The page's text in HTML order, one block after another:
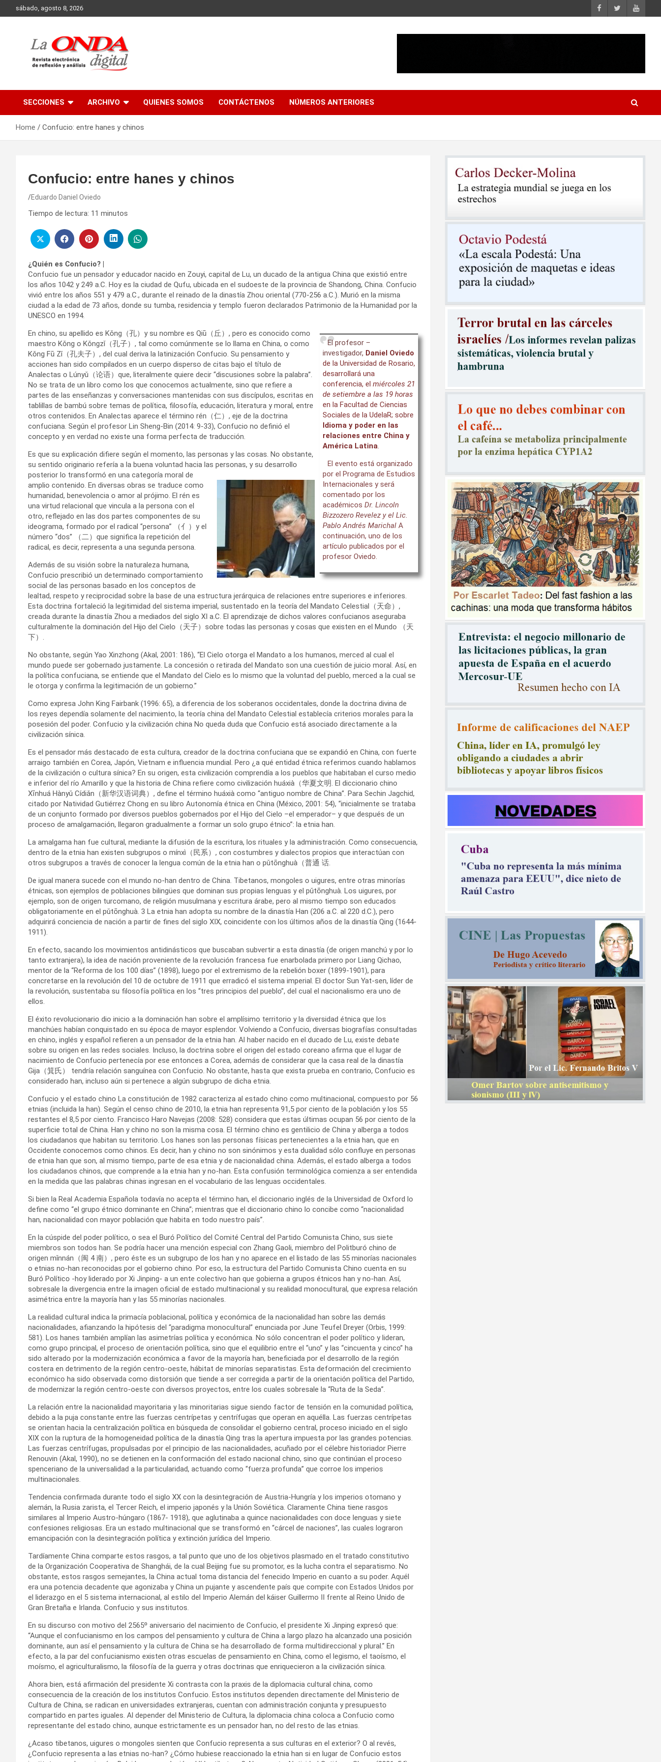
to
sábado, agosto 8, 2026
SECCIONES ARCHIVO QUIENES SOMOS CONTÁCTENOS NÚMEROS ANTERIORES
Home Confucio: entre hanes y chinos
Confucio: entre hanes y chinos
Eduardo Daniel Oviedo
Tiempo de lectura: 11 minutos
¿Quién es Confucio? |
Confucio fue un pensador y educador nacido en Zouyi, capital de Lu, un ducado de la antigua China que existió entre
los años 1042 y 249 a.C. Hoy es la ciudad de Qufu, ubicada en el sudoeste de la provincia de Shandong, China. Confucio
vivió entre los años 551 y 479 a.C., durante el reinado de la dinastía Zhou oriental (770-256 a.C.). Murió en la misma
ciudad a la edad de 73 años, donde su tumba, residencia y templo fueron declarados Patrimonio de la Humanidad por la
UNESCO en 1994.
El profesor –
investigador, Daniel Oviedo
de la Universidad de Rosario,
desarrollará una
conferencia, elmiércoles 21
de setiembre a las 19 horas
en la Facultad de Ciencias
Sociales de la UdelaR; sobre
Idioma y poder en las
relaciones entre China y
América Latina
El evento está organizado
por el Programa de Estudios
Internacionales y será
comentado por los
académicosDr. Lincoln
Bizzozero Revelez y el Lic.
Pablo Andrés Marichal A
continuación, uno de los
artículo publicados por el
profesor Oviedo.
En chino, su apellido es Kǒng（孔）y su nombre es Qiū（丘）, pero es conocido como
maestro Kǒng o Kǒngzǐ（孔子）, tal como comúnmente se lo llama en China, o como
Kǒng Fū Zǐ（孔夫子）, del cual deriva la latinización Confucio. Su pensamiento y
acciones han sido compilados en un cuerpo disperso de citas bajo el título de
Analectas o Lúnyǔ（论语）que, literalmente quiere decir “discusiones sobre la palabra”.
No se trata de un libro como los que conocemos actualmente, sino que refiere a
partes de las enseñanzas y conversaciones mantenidas con sus discípulos, escritas en
tablillas de bambú sobre temas de política, filosofía, educación, literatura y moral, entre
otros contenidos. En Analectas aparece el término rén（仁）, eje de la doctrina
confuciana. Según el profesor Lin Sheng-Bin (2014: 9-33), Confucio no definió el
concepto y en verdad no existe una forma perfecta de traducción.
Es que su explicación difiere según el momento, las personas y las cosas. No obstante,
su sentido originario refería a la buena voluntad hacia las personas, y su desarrollo
posterior lo transformó en una categoría moral de
amplio contenido. En diversas obras se traduce como
humanidad, benevolencia o amor al prójimo. El rén es
una virtud relacional que vincula a la persona con el
otro, reflejado en las dos partes componentes de su
ideograma, formado por el radical “persona” （亻）y el
número “dos” （二）que significa la repetición del
radical, es decir, representa a una segunda persona.
Además de su visión sobre la naturaleza humana,
Confucio prescribió un determinado comportamiento
social de las personas basado en los conceptos de
lealtad, respeto y reciprocidad sobre la base de una estructura jerárquica de relaciones entre superiores e inferiores.
Esta doctrina fortaleció la legitimidad del sistema imperial, sustentado en la teoría del Mandato Celestial（天命）,
creada durante la dinastía Zhou a mediados del siglo XI a.C. El aprendizaje de dichos valores confucianos aseguraba
culturalmente la dominación del Hijo del Cielo（天子）sobre todas las personas y cosas que existen en el Mundo （天
下）.
No obstante, según Yao Xinzhong (Akal, 2001: 186), “El Cielo otorga el Mandato a los humanos, merced al cual el
mundo puede ser gobernado justamente. La concesión o retirada del Mandato son una cuestión de juicio moral. Así, en
la política confuciana, se entiende que el Mandato del Cielo es lo mismo que la voluntad del pueblo, merced a la cual se
le otorga y confirma la legitimación de un gobierno.”
Como expresa John King Fairbank (1996: 65), a diferencia de los soberanos occidentales, donde la doctrina divina de
los reyes dependía solamente del nacimiento, la teoría china del Mandato Celestial establecía criterios morales para la
posesión del poder. Confucio y la civilización china No queda duda que Confucio está asociado directamente a la
civilización sínica.
Es el pensador más destacado de esta cultura, creador de la doctrina confuciana que se expandió en China, con fuerte
arraigo también en Corea, Japón, Vietnam e influencia mundial. Pero ¿a qué entidad étnica referimos cuando hablamos
de la civilización o cultura sínica? En su origen, esta civilización comprendía a los pueblos que habitaban el curso medio
e inferior del río Amarillo y que la historia de China refiere como civilización huáxià（华夏文明. El diccionario chino
Xīnhuá Hànyǔ Cídiǎn（新华汉语词典）, define el término huáxià como “antiguo nombre de China”. Para Sechin Jagchid,
citado por Natividad Gutiérrez Chong en su libro Autonomía étnica en China (México, 2001: 54), “inicialmente se trataba
de un conjunto formado por diversos pueblos gobernados por el Hijo del Cielo –el emperador– y que después de un
proceso de amalgamación, llegaron gradualmente a formar un solo grupo étnico”: la etnia han.
La amalgama han fue cultural, mediante la difusión de la escritura, los rituales y la administración. Como consecuencia,
dentro de la etnia han existen subgrupos o mínxì（民系）, con costumbres y dialectos propios que interactúan con
otros subgrupos a través de conocer la lengua común de la etnia han o pǔtōnghuà（普通 话.
De igual manera sucede con el mundo no-han dentro de China. Tibetanos, mongoles o uigures, entre otras minorías
étnicas, son ejemplos de poblaciones bilingües que dominan sus propias lenguas y el pǔtōnghuà. Los uigures, por
ejemplo, son de origen turcomano, de religión musulmana y escritura árabe, pero al mismo tiempo son educados
obligatoriamente en el pǔtōnghuà. 3 La etnia han adopta su nombre de la dinastía Han (206 a.C. al 220 d.C.), pero
adquirirá conciencia de nación a partir de fines del siglo XIX, coincidente con los últimos años de la dinastía Qing (1644-
1911).
En efecto, sacando los movimientos antidinásticos que buscaban subvertir a esta dinastía (de origen manchú y por lo
tanto extranjera), la idea de nación proveniente de la revolución francesa fue enarbolada primero por Liang Qichao,
mentor de la “Reforma de los 100 días” (1898), luego por el extremismo de la rebelión boxer (1899-1901), para
concretarse en la revolución del 10 de octubre de 1911 que erradicó el sistema imperial. El doctor Sun Yat-sen, líder de
la revolución, sustentaba su filosofía política en los “tres principios del pueblo”, del cual el nacionalismo era uno de
ellos.
El éxito revolucionario dio inicio a la dominación han sobre el amplísimo territorio y la diversidad étnica que los
manchúes habían conquistado en su época de mayor esplendor. Volviendo a Confucio, diversas biografías consultadas
en chino, inglés y español refieren a un pensador de la etnia han. Al haber nacido en el ducado de Lu, existe debate
sobre su origen en las redes sociales. Incluso, la doctrina sobre el origen del estado coreano afirma que el lugar de
nacimiento de Confucio pertenecía por ese entonces a Corea, además de considerar que la casa real de la dinastía
Gija（箕氏） tendría relación sanguínea con Confucio. No obstante, hasta que exista prueba en contrario, Confucio es
considerado han, incluso aún si pertenece a algún subgrupo de dicha etnia.
Confucio y el estado chino La constitución de 1982 caracteriza al estado chino como multinacional, compuesto por 56
etnias (incluida la han). Según el censo chino de 2010, la etnia han representa 91,5 por ciento de la población y los 55
restantes el 8,5 por ciento. Francisco Haro Navejas (2008: 528) considera que estas últimas ocupan 56 por ciento de la
superficie total de China. Han y chino no son la misma cosa. El término chino es gentilicio de China y alberga a todos
los ciudadanos que habitan su territorio. Los hanes son las personas físicas pertenecientes a la etnia han, que en
Occidente conocemos como chinos. Es decir, han y chino no son sinónimos y esta dualidad sólo confluye en personas
de etnia han que son, al mismo tiempo, parte de esa etnia y de nacionalidad china. Además, el estado alberga a todos
los ciudadanos chinos, que comprende a la etnia han y no-han. Esta confusión terminológica comienza a ser entendida
en la medida que las palabras chinas ingresan en el vocabulario de las lenguas occidentales.
Si bien la Real Academia Española todavía no acepta el término han, el diccionario inglés de la Universidad de Oxford lo
define como “el grupo étnico dominante en China”; mientras que el diccionario chino lo concibe como “nacionalidad
han, nacionalidad con mayor población que habita en todo nuestro país”.
En la cúspide del poder político, o sea el Buró Político del Comité Central del Partido Comunista Chino, sus siete
miembros son todos han. Se podría hacer una mención especial con Zhang Gaoli, miembro del Politburó chino de
origen mǐnnán（闽 4 南）, pero éste es un subgrupo de los han y no aparece en el listado de las 55 minorías nacionales
o etnias no-han reconocidas por el gobierno chino. Por eso, la estructura del Partido Comunista Chino cuenta en su
Buró Político -hoy liderado por Xi Jinping- a un ente colectivo han que gobierna a grupos étnicos han y no-han. Así,
sobresale la divergencia entre la imagen oficial de estado multinacional y su realidad monocultural, que expresa relación
asimétrica entre la mayoría han y las 55 minorías nacionales.
La realidad cultural indica la primacía poblacional, política y económica de la nacionalidad han sobre las demás
nacionalidades, afianzando la hipótesis del “paradigma monocultural” enunciada por June Teufel Dreyer (Orbis, 1999:
581). Los hanes también amplían las asimetrías política y económica. No sólo concentran el poder político y lideran,
como grupo principal, el proceso de orientación política, sino que el equilibrio entre el “uno” y las “cincuenta y cinco” ha
sido alterado por la modernización económica a favor de la mayoría han, beneficiada por el desarrollo de la región
costera en detrimento de la región centro-oeste, hábitat de minorías separatistas. Esta deformación del crecimiento
económico ha sido observada como distorsión que tiende a ser corregida a partir de la orientación política del Partido,
de modernizar la región centro-oeste con diversos proyectos, entre los cuales sobresale la “Ruta de la Seda”.
La relación entre la nacionalidad mayoritaria y las minoritarias sigue siendo factor de tensión en la comunidad política,
debido a la puja constante entre las fuerzas centrípetas y centrífugas que operan en aquélla. Las fuerzas centrípetas
se orientan hacia la centralización política en búsqueda de consolidar el gobierno central, proceso iniciado en el siglo
XIX con la ruptura de la homogeneidad política de la dinastía Qing tras la apertura impuesta por las grandes potencias.
Las fuerzas centrífugas, propulsadas por el principio de las nacionalidades, acuñado por el célebre historiador Pierre
Renouvin (Akal, 1990), no se detienen en la conformación del estado nacional chino, sino que continúan el proceso
spenceriano de la universalidad a la particularidad, actuando como “fuerza profunda” que corroe los imperios
multinacionales.
Tendencia confirmada durante todo el siglo XX con la desintegración de Austria-Hungría y los imperios otomano y
alemán, la Rusia zarista, el Tercer Reich, el imperio japonés y la Unión Soviética. Claramente China tiene rasgos
similares al Imperio Austro-húngaro (1867- 1918), que aglutinaba a quince nacionalidades con doce lenguas y siete
confesiones religiosas. Era un estado multinacional que se transformó en “cárcel de naciones”, las cuales lograron
emancipación con la desintegración política y extinción jurídica del Imperio.
Tardíamente China comparte estos rasgos, a tal punto que uno de los objetivos plasmado en el tratado constitutivo
de la Organización Cooperativa de Shanghái, de la cual Beijing fue su promotor, es la lucha contra el separatismo. No
obstante, estos rasgos semejantes, la China actual toma distancia del fenecido Imperio en cuanto a su poder. Aquél
era una potencia decadente que agonizaba y China un pujante y ascendente país que compite con Estados Unidos por
el liderazgo en el 5 sistema internacional, al estilo del Imperio Alemán del káiser Guillermo II frente al Reino Unido de
Gran Bretaña e Irlanda. Confucio y sus institutos.
En su discurso con motivo del 2565º aniversario del nacimiento de Confucio, el presidente Xi Jinping expresó que:
“Aunque el confucianismo en los campos del pensamiento y cultura de China a largo plazo ha alcanzado una posición
dominante, aun así el pensamiento y la cultura de China se ha desarrollado de forma multidireccional y plural.” En
efecto, a la par del confucianismo existen otras escuelas de pensamiento en China, como el legismo, el taoísmo, el
moísmo, el agriculturalismo, la filosofía de la guerra y otras doctrinas que enriquecieron a la civilización sínica.
Ahora bien, está afirmación del presidente Xi contrasta con la praxis de la diplomacia cultural china, como
consecuencia de la creación de los institutos Confucio. Estos institutos dependen directamente del Ministerio de
Cultura de China, se radican en universidades extranjeras, cuentan con administración conjunta y presupuesto
compartido en partes iguales. Al depender del Ministerio de Cultura, la diplomacia china coloca a Confucio como
representante del estado chino, aunque estrictamente es un pensador han, no del resto de las etnias.
¿Acaso tibetanos, uigures o mongoles sienten que Confucio representa a sus culturas en el exterior? O al revés,
¿Confucio representa a las etnias no-han? ¿Cómo hubiese reaccionado la etnia han si en lugar de Confucio estos